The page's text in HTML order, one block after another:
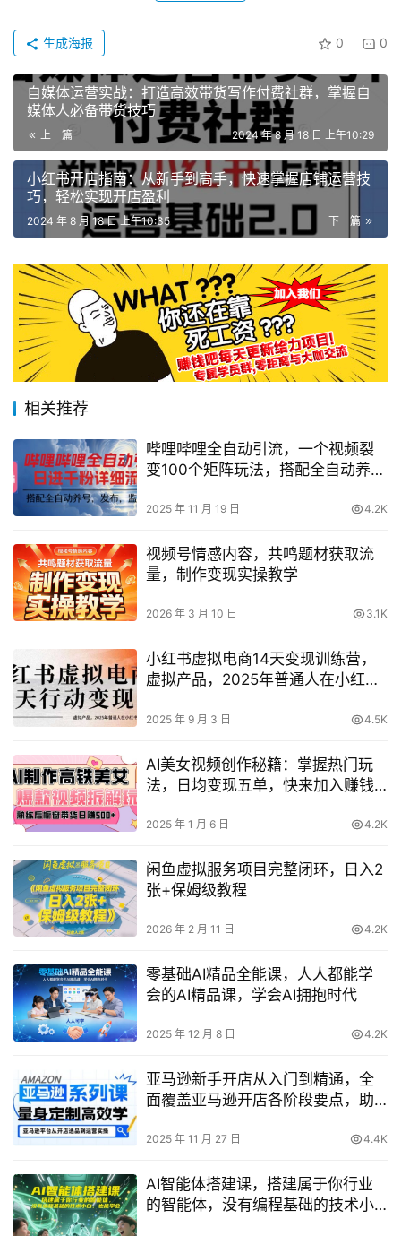
0 0
生成海报
自媒体运营实战：打造高效带货写作付费社群，掌握自
媒体人必备带货技巧
上一篇 2024 年 8 月 18 日 上午10:29
小红书开店指南：从新手到高手，快速掌握店铺运营技
巧，轻松实现开店盈利
下一篇
2024 年 8 月 18 日 上午10:35
相关推荐
哔哩哔哩全自动引流，一个视频裂
变100个矩阵玩法，搭配全自动养
2025 年 11 月 19 日 4.2K
视频号情感内容，共鸣题材获取流
量，制作变现实操教学
2026 年 3 月 10 日 3.1K
小红书虚拟电商14天变现训练营，
虚拟产品，2025年普通人在小红书
2025 年 9 月 3 日 4.5K
AI美女视频创作秘籍：掌握热门玩
法，日均变现五单，快来加入赚钱
2025 年 1 月 6 日 4.2K
闲鱼虚拟服务项目完整闭环，日入2
张+保姆级教程
2026 年 2 月 11 日 4.2K
零基础AI精品全能课，人人都能学
会的AI精品课，学会AI拥抱时代
2025 年 12 月 8 日 4.2K
亚马逊新手开店从入门到精通，全
面覆盖亚马逊开店各阶段要点，助
2025 年 11 月 27 日 4.4K
AI智能体搭建课，搭建属于你行业
的智能体，没有编程基础的技术小